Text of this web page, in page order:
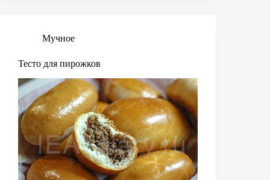
Мучное
Тесто для пирожков